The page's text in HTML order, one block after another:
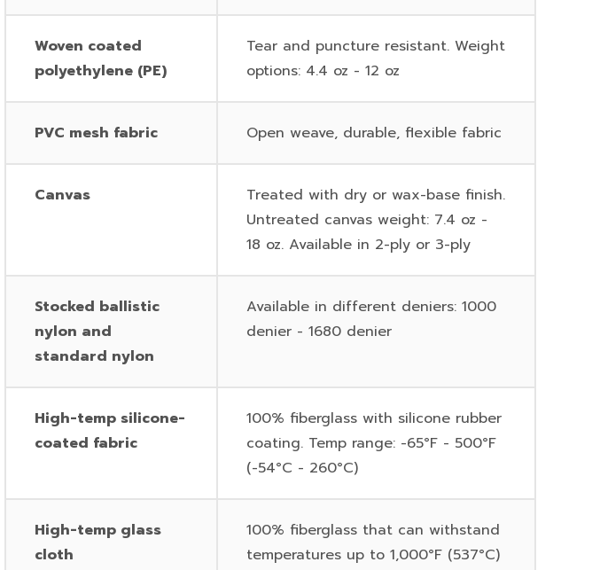
Woven coated
polyethylene (PE)
Tear and puncture resistant. Weight
options: 4.4 oz - 12 oz
PVC mesh fabric Open weave, durable, flexible fabric
Canvas
Treated with dry or wax-base finish.
Untreated canvas weight: 7.4 oz -
18 oz. Available in 2-ply or 3-ply
Stocked ballistic
nylon and
standard nylon
Available in different deniers: 1000
denier - 1680 denier
High-temp silicone-
coated fabric
100% fiberglass with silicone rubber
coating. Temp range: -65°F - 500°F
(-54°C - 260°C)
High-temp glass
cloth
100% fiberglass that can withstand
temperatures up to 1,000°F (537°C)